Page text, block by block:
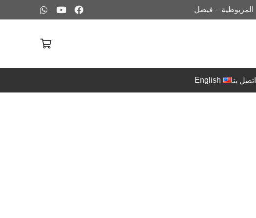
المريوطية – فيصل
اتصل بنا English